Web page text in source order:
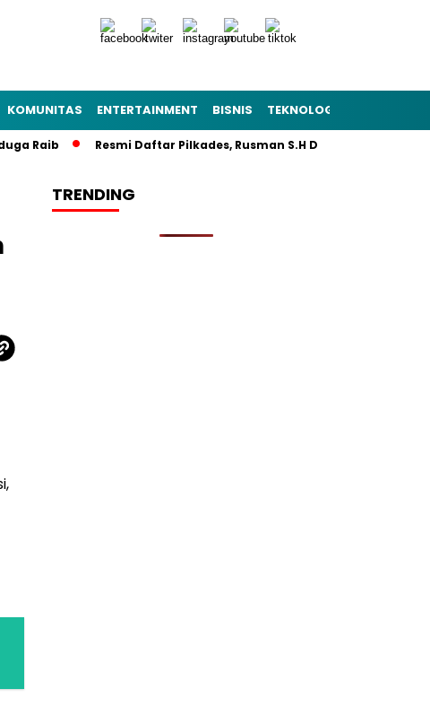
KOMUNITAS ENTERTAINMENT BISNIS TEKNOLOGI
Resmi Daftar Pilkades, Rusman S.H Diantar Sekitar 1.000
TRENDING